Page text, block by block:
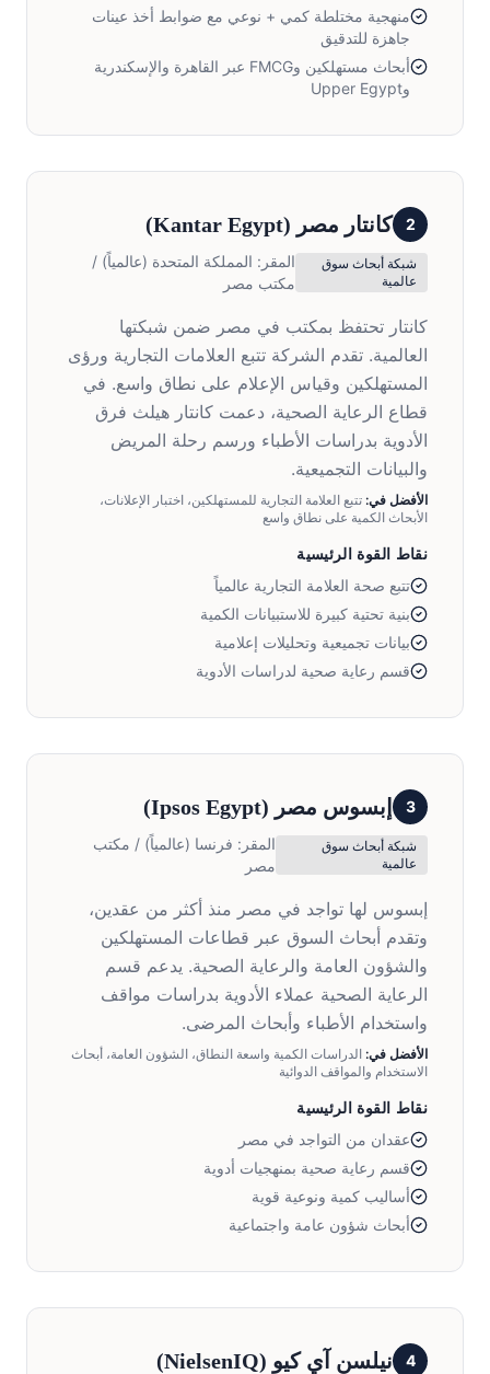
منهجية مختلطة كمي + نوعي مع ضوابط أخذ عينات
جاهزة للتدقيق
أبحاث مستهلكين وFMCG عبر القاهرة والإسكندرية
وUpper Egypt
2 كانتار مصر (
Kantar Egypt
)
شبكة أبحاث سوق
عالمية
المقر: المملكة المتحدة (عالمياً) /
مكتب مصر
كانتار تحتفظ بمكتب في مصر ضمن شبكتها
العالمية. تقدم الشركة تتبع العلامات التجارية ورؤى
المستهلكين وقياس الإعلام على نطاق واسع. في
قطاع الرعاية الصحية، دعمت كانتار هيلث فرق
الأدوية بدراسات الأطباء ورسم رحلة المريض
والبيانات التجميعية.
الأفضل في: تتبع العلامة التجارية للمستهلكين، اختبار الإعلانات،
الأبحاث الكمية على نطاق واسع
نقاط القوة الرئيسية
تتبع صحة العلامة التجارية عالمياً
بنية تحتية كبيرة للاستبيانات الكمية
بيانات تجميعية وتحليلات إعلامية
قسم رعاية صحية لدراسات الأدوية
3 إبسوس مصر (
Ipsos Egypt
)
شبكة أبحاث سوق
عالمية
المقر: فرنسا (عالمياً) / مكتب
مصر
إبسوس لها تواجد في مصر منذ أكثر من عقدين،
وتقدم أبحاث السوق عبر قطاعات المستهلكين
والشؤون العامة والرعاية الصحية. يدعم قسم
الرعاية الصحية عملاء الأدوية بدراسات مواقف
واستخدام الأطباء وأبحاث المرضى.
الأفضل في: الدراسات الكمية واسعة النطاق، الشؤون العامة، أبحاث
الاستخدام والمواقف الدوائية
نقاط القوة الرئيسية
عقدان من التواجد في مصر
قسم رعاية صحية بمنهجيات أدوية
أساليب كمية ونوعية قوية
أبحاث شؤون عامة واجتماعية
4 نيلسن آي كيو (
NielsenIQ
)